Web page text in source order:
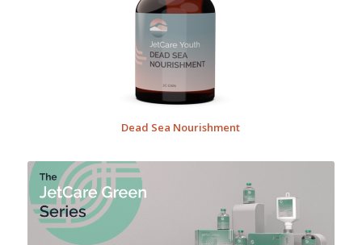
Dead Sea Nourishment